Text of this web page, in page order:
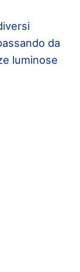
da
luminose